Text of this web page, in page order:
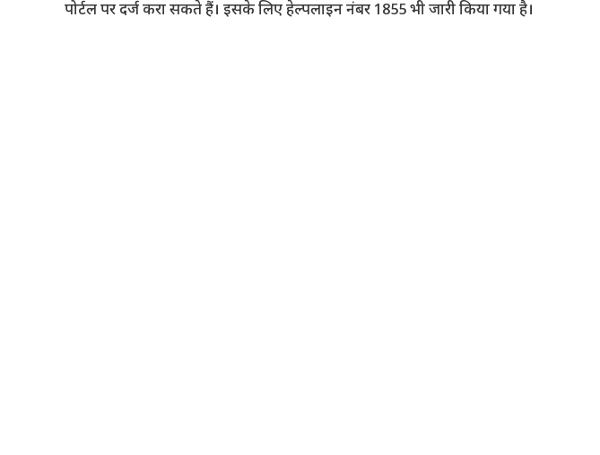
पोर्टल पर दर्ज करा सकते हैं। इसके लिए हेल्पलाइन नंबर 1855 भी जारी किया गया है।